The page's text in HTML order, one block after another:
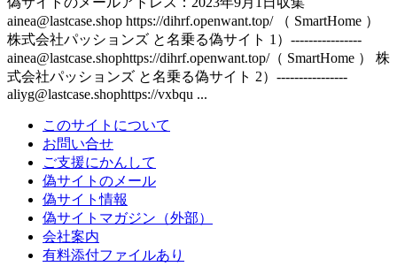
ainea@lastcase.shop https://dihrf.openwant.top/ （ SmartHome ）
株式会社パッションズ と名乗る偽サイト 1）----------------
ainea@lastcase.shophttps://dihrf.openwant.top/（ SmartHome ） 株
式会社パッションズ と名乗る偽サイト 2）----------------
aliyg@lastcase.shophttps://vxbqu ...
このサイトについて
お問い合せ
ご支援にかんして
偽サイトのメール
偽サイト情報
偽サイトマガジン（外部）
会社案内
有料添付ファイルあり